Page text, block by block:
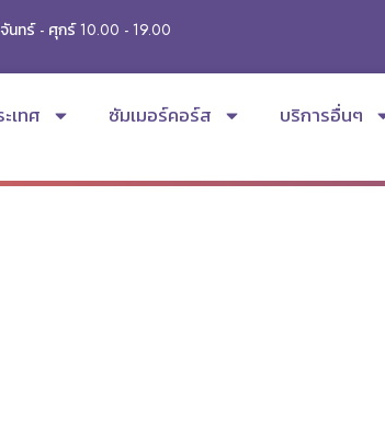
จันทร์ - ศุกร์ 10.00 - 19.00
เทศ ซัมเมอร์คอร์ส บริการอื่นๆ